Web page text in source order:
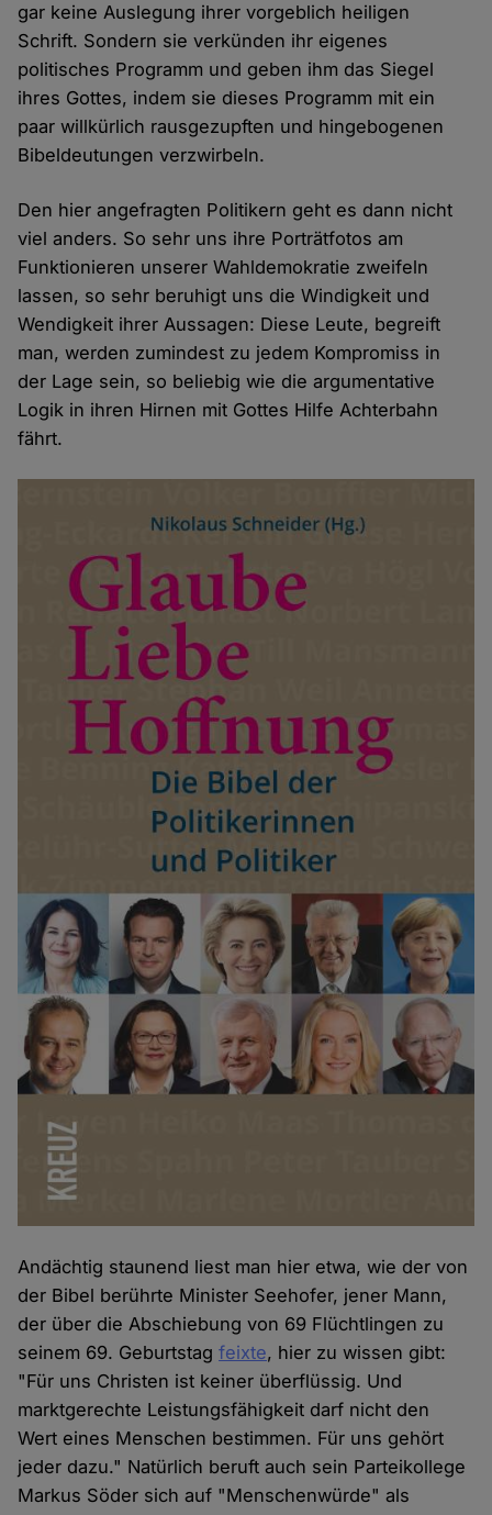
gar keine Auslegung ihrer vorgeblich heiligen
Schrift. Sondern sie verkünden ihr eigenes
politisches Programm und geben ihm das Siegel
ihres Gottes, indem sie dieses Programm mit ein
paar willkürlich rausgezupften und hingebogenen
Bibeldeutungen verzwirbeln.
Den hier angefragten Politikern geht es dann nicht
viel anders. So sehr uns ihre Porträtfotos am
Funktionieren unserer Wahldemokratie zweifeln
lassen, so sehr beruhigt uns die Windigkeit und
Wendigkeit ihrer Aussagen: Diese Leute, begreift
man, werden zumindest zu jedem Kompromiss in
der Lage sein, so beliebig wie die argumentative
Logik in ihren Hirnen mit Gottes Hilfe Achterbahn
fährt.
Andächtig staunend liest man hier etwa, wie der von
der Bibel berührte Minister Seehofer, jener Mann,
der über die Abschiebung von 69 Flüchtlingen zu
seinem 69. Geburtstagfeixte, hier zu wissen gibt:
"Für uns Christen ist keiner überflüssig. Und
marktgerechte Leistungsfähigkeit darf nicht den
Wert eines Menschen bestimmen. Für uns gehört
jeder dazu." Natürlich beruft auch sein Parteikollege
Markus Söder sich auf "Menschenwürde" als